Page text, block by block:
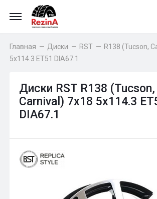
Главная — Диски — RST — R138 (Tucson,
5x114.3 ET51 DIA67.1
Диски RST R138 (Tucson,
Carnival) 7x18 5x114.3
DIA67.1